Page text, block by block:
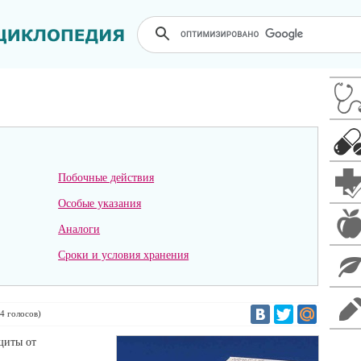
Побочные действия
Особые указания
Аналоги
Сроки и условия хранения
голосов)
от